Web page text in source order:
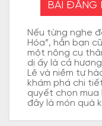
BÀI ĐĂNG
Nếu từng nghe
Hóa”, hẳn bạn
một nông cụ
dị ấy là cả
Lê và niềm tự
khám phá chi
quyết chọn mua
đây là món quà